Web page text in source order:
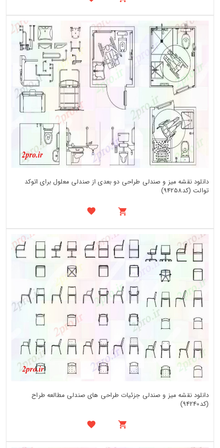
دانلود نقشه میز و صندلی طراحی دو بعدی از صندلی معلول برای اتوکد
توالت (کد94258)
دانلود نقشه میز و صندلی جزئیات طراحی های صندلی مطالعه طراح
(کد94240)